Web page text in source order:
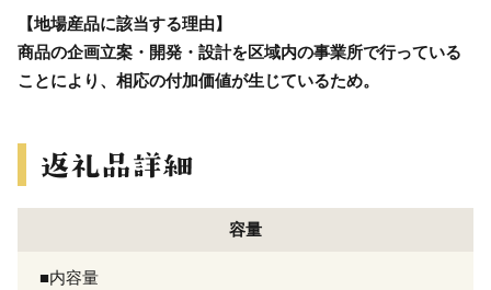
【地場産品に該当する理由】
商品の企画立案・開発・設計を区域内の事業所で行っている
ことにより、相応の付加価値が生じているため。
容量
■内容量